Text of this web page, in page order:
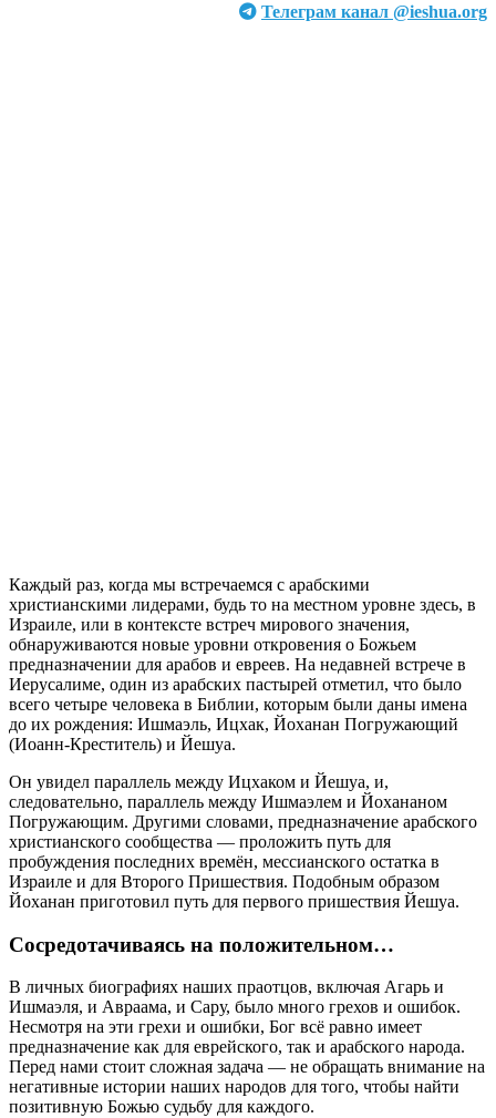
Телеграм канал @ieshua.org
Каждый раз, когда мы встречаемся с арабскими
христианскими лидерами, будь то на местном уровне здесь, в
Израиле, или в контексте встреч мирового значения,
обнаруживаются новые уровни откровения о Божьем
предназначении для арабов и евреев. На недавней встрече в
Иерусалиме, один из арабских пастырей отметил, что было
всего четыре человека в Библии, которым были даны имена
до их рождения: Ишмаэль, Ицхак, Йоханан Погружающий
(Иоанн-Креститель) и Йешуа.
Он увидел параллель между Ицхаком и Йешуа, и,
следовательно, параллель между Ишмаэлем и Йохананом
Погружающим. Другими словами, предназначение арабского
христианского сообщества — проложить путь для
пробуждения последних времён, мессианского остатка в
Израиле и для Второго Пришествия. Подобным образом
Йоханан приготовил путь для первого пришествия Йешуа.
Сосредотачиваясь на положительном…
В личных биографиях наших праотцов, включая Агарь и
Ишмаэля, и Авраама, и Сару, было много грехов и ошибок.
Несмотря на эти грехи и ошибки, Бог всё равно имеет
предназначение как для еврейского, так и арабского народа.
Перед нами стоит сложная задача — не обращать внимание на
негативные истории наших народов для того, чтобы найти
позитивную Божью судьбу для каждого.